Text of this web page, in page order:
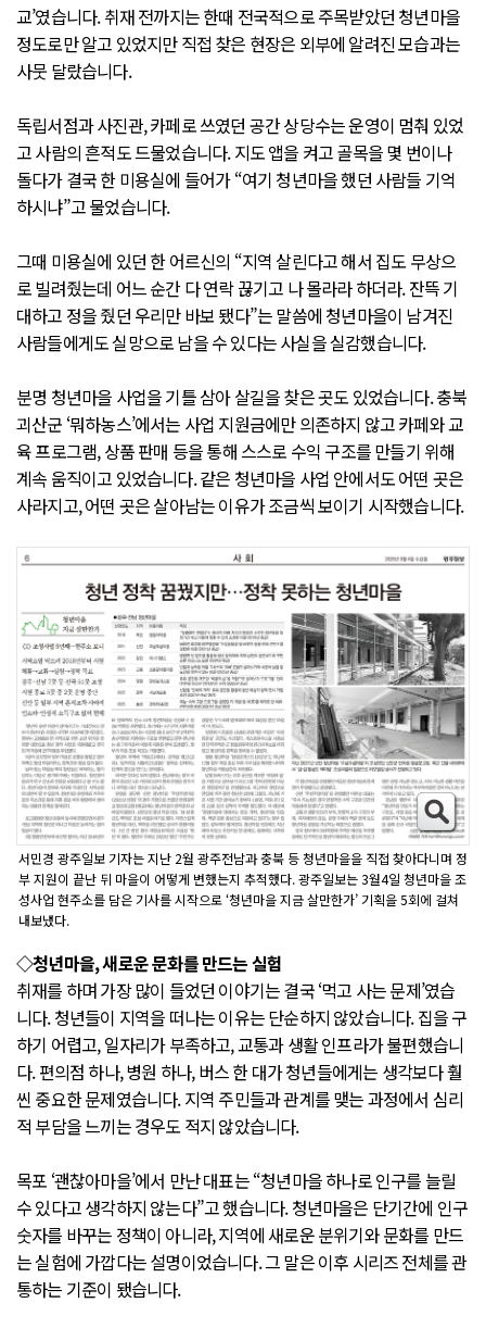
교’였습니다. 취재 전까지는 한때 전국적으로 주목받았던 청년마을
정도로만 알고 있었지만 직접 찾은 현장은 외부에 알려진 모습과는
사뭇 달랐습니다.
독립서점과 사진관, 카페로 쓰였던 공간 상당수는 운영이 멈춰 있었
고 사람의 흔적도 드물었습니다. 지도 앱을 켜고 골목을 몇 번이나
돌다가 결국 한 미용실에 들어가 “여기 청년마을 했던 사람들 기억
하시냐”고 물었습니다.
그때 미용실에 있던 한 어르신의 “지역 살린다고 해서 집도 무상으
로 빌려줬는데 어느 순간 다 연락 끊기고 나 몰라라 하더라. 잔뜩 기
대하고 정을 줬던 우리만 바보 됐다”는 말씀에 청년마을이 남겨진
사람들에게도 실망으로 남을 수 있다는 사실을 실감했습니다.
분명 청년마을 사업을 기틀 삼아 살길을 찾은 곳도 있었습니다. 충북
괴산군 ‘뭐하농스’에서는 사업 지원금에만 의존하지 않고 카페와 교
육 프로그램, 상품 판매 등을 통해 스스로 수익 구조를 만들기 위해
계속 움직이고 있었습니다. 같은 청년마을 사업 안에서도 어떤 곳은
사라지고, 어떤 곳은 살아남는 이유가 조금씩 보이기 시작했습니다.
서민경 광주일보 기자는 지난 2월 광주전남과 충북 등 청년마을을 직접 찾아다니며 정
부 지원이 끝난 뒤 마을이 어떻게 변했는지 추적했다. 광주일보는 3월4일 청년마을 조
성사업 현주소를 담은 기사를 시작으로 ‘청년마을 지금 살만한가’ 기획을 5회에 걸쳐
내보냈다.
◇청년마을, 새로운 문화를 만드는 실험
취재를 하며 가장 많이 들었던 이야기는 결국 ‘먹고 사는 문제’였습
니다. 청년들이 지역을 떠나는 이유는 단순하지 않았습니다. 집을 구
하기 어렵고, 일자리가 부족하고, 교통과 생활 인프라가 불편했습니
다. 편의점 하나, 병원 하나, 버스 한 대가 청년들에게는 생각보다 훨
씬 중요한 문제였습니다. 지역 주민들과 관계를 맺는 과정에서 심리
적 부담을 느끼는 경우도 적지 않았습니다.
목포 ‘괜찮아마을’에서 만난 대표는 “청년마을 하나로 인구를 늘릴
수 있다고 생각하지 않는다”고 했습니다. 청년마을은 단기간에 인구
숫자를 바꾸는 정책이 아니라, 지역에 새로운 분위기와 문화를 만드
는 실험에 가깝다는 설명이었습니다. 그 말은 이후 시리즈 전체를 관
통하는 기준이 됐습니다.